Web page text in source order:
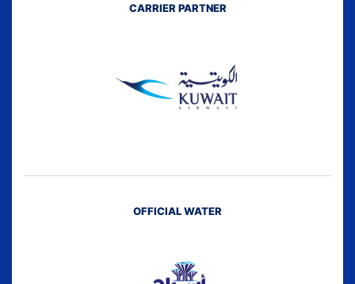
CARRIER PARTNER
OFFICIAL WATER